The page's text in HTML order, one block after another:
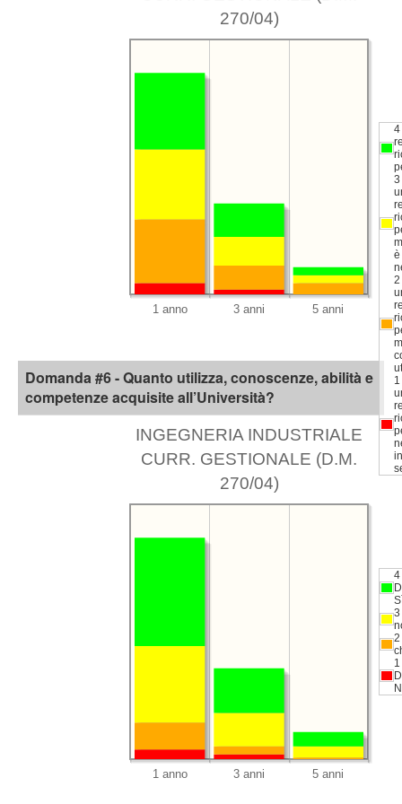
270/04)
4
3
è
2
Domanda #6 - Quanto utilizza, conoscenze, abilità e
competenze acquisite all’Università?
INGEGNERIA INDUSTRIALE
CURR. GESTIONALE (D.M.
270/04)
4
3
2